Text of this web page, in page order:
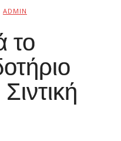
ADMIN
το